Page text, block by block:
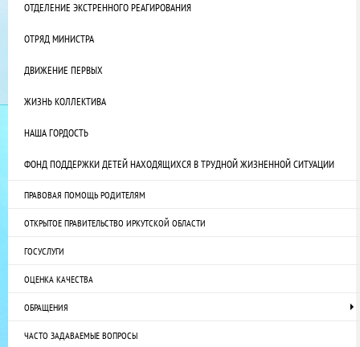
ОТДЕЛЕНИЕ ЭКСТРЕННОГО РЕАГИРОВАНИЯ
ОТРЯД МИНИСТРА
ДВИЖЕНИЕ ПЕРВЫХ
ЖИЗНЬ КОЛЛЕКТИВА
НАША ГОРДОСТЬ
ФОНД ПОДДЕРЖКИ ДЕТЕЙ НАХОДЯЩИХСЯ В ТРУДНОЙ ЖИЗНЕННОЙ СИТУАЦИИ
ПРАВОВАЯ ПОМОЩЬ РОДИТЕЛЯМ
ОТКРЫТОЕ ПРАВИТЕЛЬСТВО ИРКУТСКОЙ ОБЛАСТИ
ГОСУСЛУГИ
ОЦЕНКА КАЧЕСТВА
ОБРАЩЕНИЯ
ЧАСТО ЗАДАВАЕМЫЕ ВОПРОСЫ